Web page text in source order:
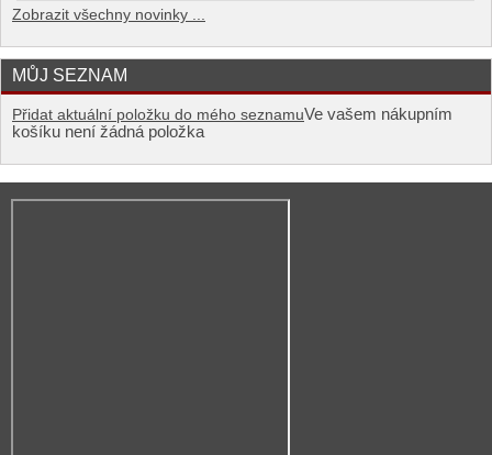
Zobrazit všechny novinky ...
MŮJ SEZNAM
Přidat aktuální položku do mého seznamuVe vašem nákupním
košíku není žádná položka